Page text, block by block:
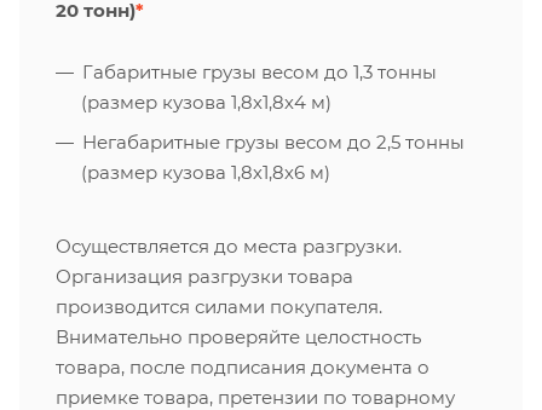
20 тонн)*
Габаритные грузы весом до 1,3 тонны
(размер кузова 1,8х1,8х4 м)
Негабаритные грузы весом до 2,5 тонны
(размер кузова 1,8х1,8х6 м)
Осуществляется до места разгрузки.
Организация разгрузки товара
производится силами покупателя.
Внимательно проверяйте целостность
товара, после подписания документа о
приемке товара, претензии по товарному